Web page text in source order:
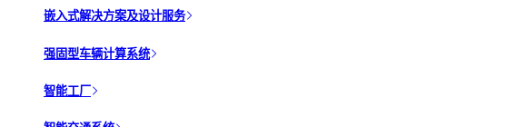
嵌入式解决方案及设计服务
强固型车辆计算系统
智能工厂